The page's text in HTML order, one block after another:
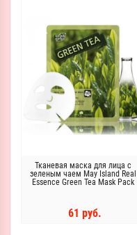
Тканевая маска для лица с
зеленым чаем May Island Real
Essence Green Tea Mask Pack
61 руб.